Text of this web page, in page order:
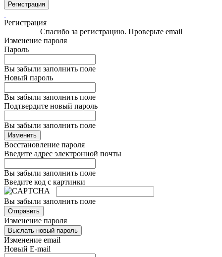
Регистрация
Регистрация
Спасибо за регистрацию. Проверьте email
Изменение пароля
Пароль
Вы забыли заполнить поле
Новый пароль
Вы забыли заполнить поле
Подтвердите новый пароль
Вы забыли заполнить поле
Изменить
Восстановление пароля
Введите адрес электронной почты
Вы забыли заполнить поле
Введите код с картинки
Вы забыли заполнить поле
Отправить
Изменение пароля
Выслать новый пароль
Изменение email
Новый E-mail